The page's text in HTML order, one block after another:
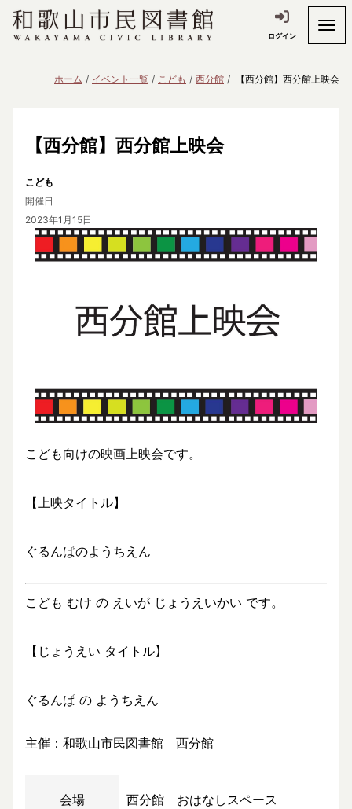
ログイン
ホーム イベント一覧 こども 西分館 【西分館】西分館上映会
【西分館】西分館上映会
こども
開催日
2023年1月15日
こども向けの映画上映会です。
【上映タイトル】
ぐるんぱのようちえん
こども むけ の えいが じょうえいかい です。
【じょうえい タイトル】
ぐるんぱ の ようちえん
主催：和歌山市民図書館 西分館
会場 西分館 おはなしスペース